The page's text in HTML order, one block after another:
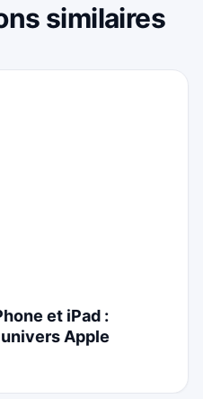
similaires
et iPad :
Apple